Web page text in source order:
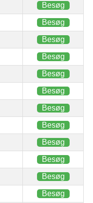
Besøg
Besøg
Besøg
Besøg
Besøg
Besøg
Besøg
Besøg
Besøg
Besøg
Besøg
Besøg